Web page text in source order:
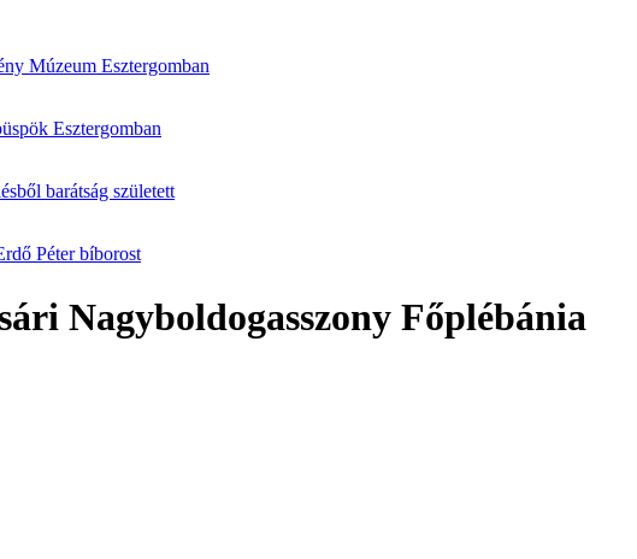
Múzeum Esztergomban
Esztergomban
barátság született
Péter bíborost
Nagyboldogasszony Főplébánia